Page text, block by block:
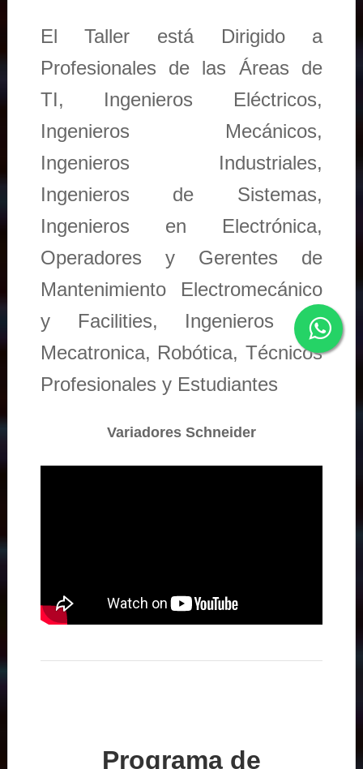
El Taller está Dirigido a
Profesionales de las Áreas de
TI, Ingenieros Eléctricos,
Ingenieros Mecánicos,
Ingenieros Industriales,
Ingenieros de Sistemas,
Ingenieros en Electrónica,
Operadores y Gerentes de
Mantenimiento Electromecánico
y Facilities, Ingenieros en
Mecatronica, Robótica, Técnicos
Profesionales y Estudiantes
Variadores Schneider
Programa de